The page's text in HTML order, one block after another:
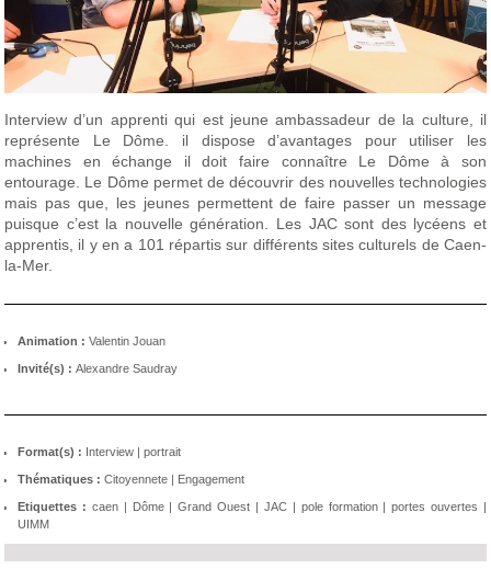
Interview d’un apprenti qui est jeune ambassadeur de la culture, il
représente Le Dôme. il dispose d’avantages pour utiliser les
machines en échange il doit faire connaître Le Dôme à son
entourage. Le Dôme permet de découvrir des nouvelles technologies
mais pas que, les jeunes permettent de faire passer un message
puisque c’est la nouvelle génération. Les JAC sont des lycéens et
apprentis, il y en a 101 répartis sur différents sites culturels de Caen-
la-Mer.
Animation : Valentin Jouan
Invité(s) : Alexandre Saudray
Format(s) : Interview | portrait
Thématiques : Citoyennete | Engagement
Etiquettes : caen| Dôme|Grand Ouest | JAC| pole formation|portes ouvertes |
UIMM